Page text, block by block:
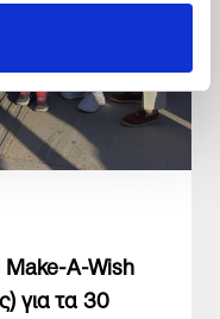
A-Wish
για τα 30